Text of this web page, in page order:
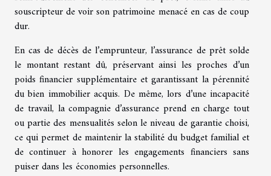
souscripteur de voir son patrimoine menacé en cas de coup
dur.
En cas de décès de l’emprunteur, l’assurance de prêt solde
le montant restant dû, préservant ainsi les proches d’un
poids financier supplémentaire et garantissant la pérennité
du bien immobilier acquis. De même, lors d’une incapacité
de travail, la compagnie d’assurance prend en charge tout
ou partie des mensualités selon le niveau de garantie choisi,
ce qui permet de maintenir la stabilité du budget familial et
de continuer à honorer les engagements financiers sans
puiser dans les économies personnelles.